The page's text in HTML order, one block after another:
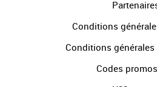
Conditions
Conditions
Codes